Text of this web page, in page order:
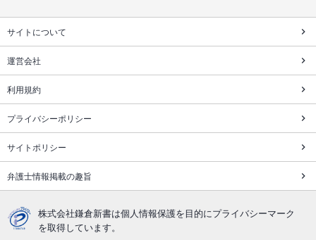
サイトについて
運営会社
利用規約
プライバシーポリシー
サイトポリシー
弁護士情報掲載の趣旨
株式会社鎌倉新書は個人情報保護を目的にプライバシーマーク
を取得しています。